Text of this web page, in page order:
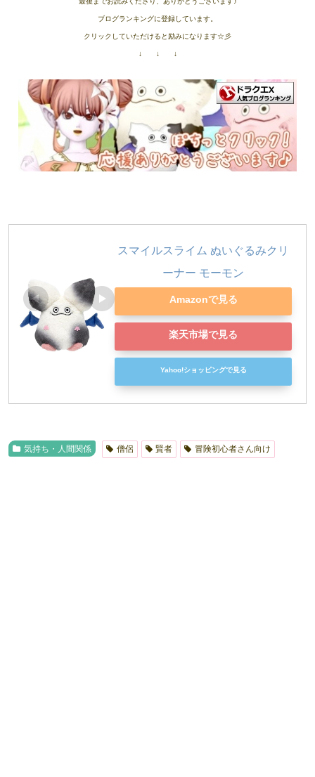
ブログランキングに登録しています。
クリックしていただけると励みになります☆彡
↓ ↓ ↓
スマイルスライム ぬいぐるみクリ
ーナー モーモン
Amazonで見る
楽天市場で見る
Yahoo!ショッピングで見る
気持ち・人間関係 僧侶 賢者 冒険初心者さん向け